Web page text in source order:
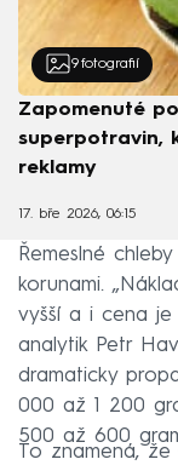
9 fotografií
Zapomenuté
superpotravin,
reklamy
17. bře 2026, 06:15
Řemeslné
korunami.
vyšší a i cena je
analytik Petr
dramaticky
000 až 1 200
500 až 600
To znamená,